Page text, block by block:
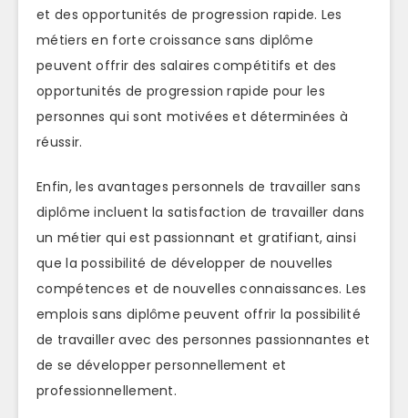
et des opportunités de progression rapide. Les
métiers en forte croissance sans diplôme
peuvent offrir des salaires compétitifs et des
opportunités de progression rapide pour les
personnes qui sont motivées et déterminées à
réussir.
Enfin, les avantages personnels de travailler sans
diplôme incluent la satisfaction de travailler dans
un métier qui est passionnant et gratifiant, ainsi
que la possibilité de développer de nouvelles
compétences et de nouvelles connaissances. Les
emplois sans diplôme peuvent offrir la possibilité
de travailler avec des personnes passionnantes et
de se développer personnellement et
professionnellement.